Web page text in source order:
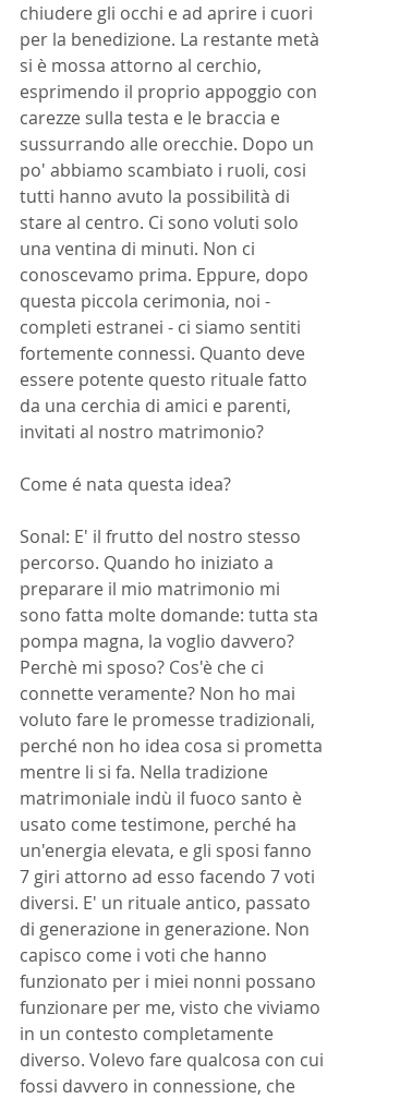
chiudere gli occhi e ad aprire i cuori
per la benedizione. La restante metà
si è mossa attorno al cerchio,
esprimendo il proprio appoggio con
carezze sulla testa e le braccia e
sussurrando alle orecchie. Dopo un
po' abbiamo scambiato i ruoli, cosi
tutti hanno avuto la possibilità di
stare al centro. Ci sono voluti solo
una ventina di minuti. Non ci
conoscevamo prima. Eppure, dopo
questa piccola cerimonia, noi -
completi estranei - ci siamo sentiti
fortemente connessi. Quanto deve
essere potente questo rituale fatto
da una cerchia di amici e parenti,
invitati al nostro matrimonio?
Come é nata questa idea?
Sonal: E' il frutto del nostro stesso
percorso. Quando ho iniziato a
preparare il mio matrimonio mi
sono fatta molte domande: tutta sta
pompa magna, la voglio davvero?
Perchè mi sposo? Cos'è che ci
connette veramente? Non ho mai
voluto fare le promesse tradizionali,
perché non ho idea cosa si prometta
mentre li si fa. Nella tradizione
matrimoniale indù il fuoco santo è
usato come testimone, perché ha
un'energia elevata, e gli sposi fanno
7 giri attorno ad esso facendo 7 voti
diversi. E' un rituale antico, passato
di generazione in generazione. Non
capisco come i voti che hanno
funzionato per i miei nonni possano
funzionare per me, visto che viviamo
in un contesto completamente
diverso. Volevo fare qualcosa con cui
fossi davvero in connessione, che